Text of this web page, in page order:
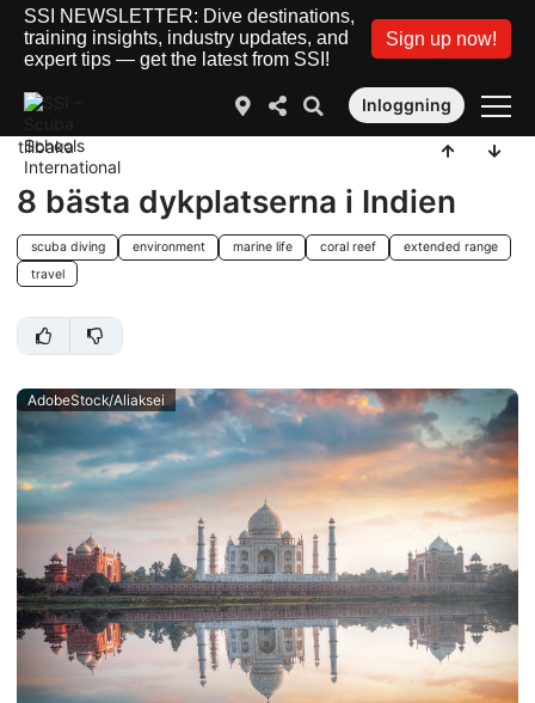
SSI NEWSLETTER: Dive destinations,
training insights, industry updates, and
expert tips — get the latest from SSI!
Sign up now!
Inloggning
tillbaka
8 bästa dykplatserna i Indien
scuba diving environment marine life coral reef
extended range
travel
AdobeStock/Aliaksei